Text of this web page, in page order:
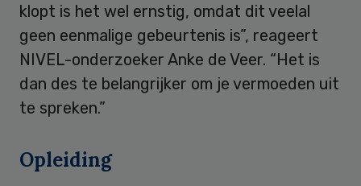
klopt is het wel ernstig, omdat dit veelal
geen eenmalige gebeurtenis is”, reageert
NIVEL-onderzoeker Anke de Veer. “Het is
dan des te belangrijker om je vermoeden uit
te spreken.”
Opleiding